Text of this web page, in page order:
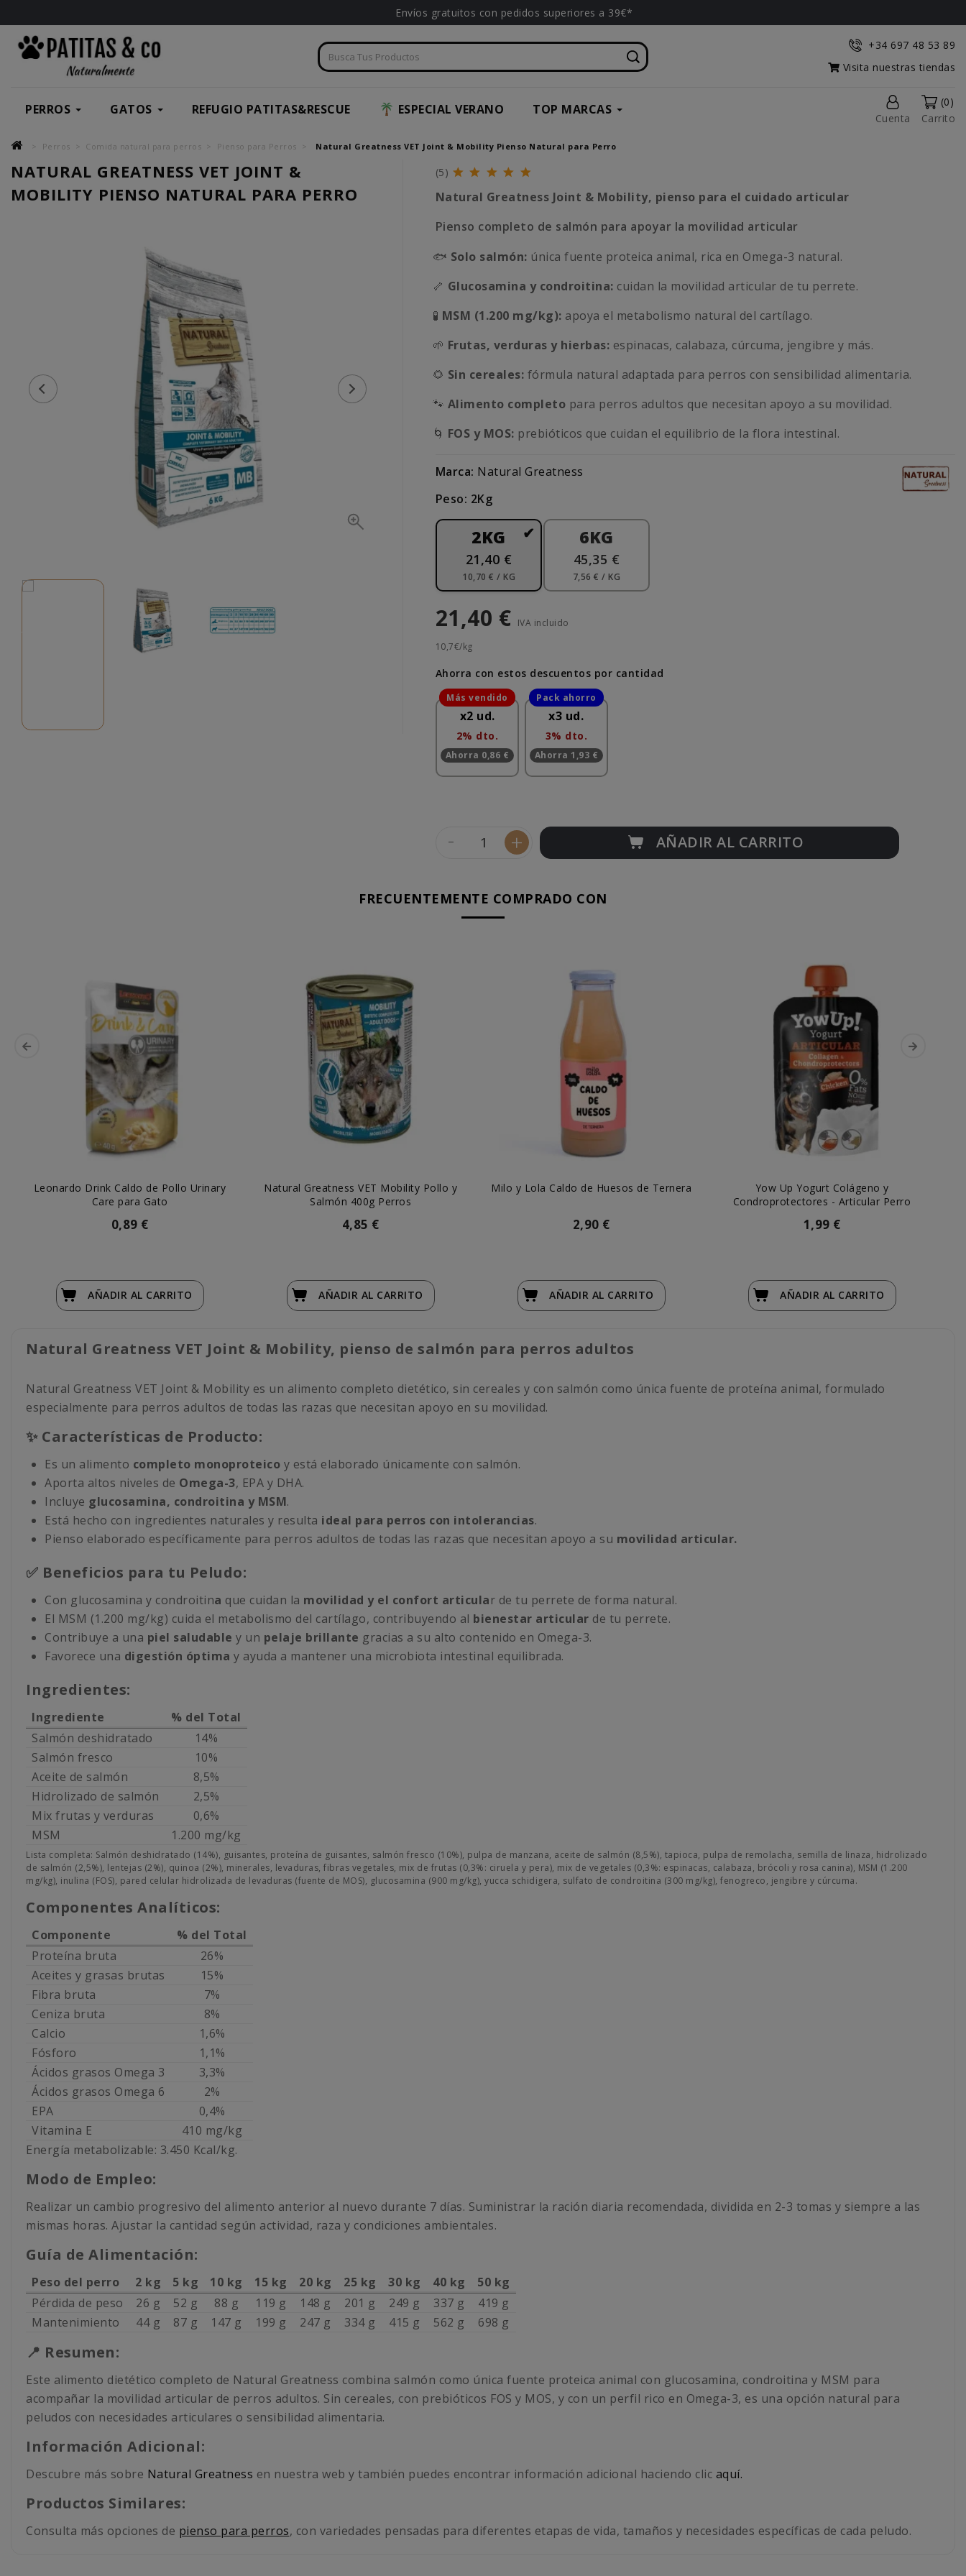
Envíos gratuitos con pedidos superiores a 39€*
+34 697 48 53 89
Visita nuestras tiendas
PERROS GATOS REFUGIO PATITAS&RESCUE ESPECIAL VERANO TOP MARCAS
Cuenta
(0)
Carrito
Perros Comida natural para perros Pienso para Perros Natural Greatness VET Joint & Mobility Pienso Natural para Perro
NATURAL GREATNESS VET JOINT &
MOBILITY PIENSO NATURAL PARA PERRO
(5)
Natural Greatness Joint & Mobility, pienso para el cuidado articular
Pienso completo de salmón para apoyar la movilidad articular
🐟 Solo salmón: única fuente proteica animal, rica en Omega-3 natural.
🦴 Glucosamina y condroitina: cuidan la movilidad articular de tu perrete.
🧪 MSM (1.200 mg/kg): apoya el metabolismo natural del cartílago.
🌱 Frutas, verduras y hierbas: espinacas, calabaza, cúrcuma, jengibre y más.
🌻 Sin cereales: fórmula natural adaptada para perros con sensibilidad alimentaria.
🐾 Alimento completo para perros adultos que necesitan apoyo a su movilidad.
🌀 FOS y MOS: prebióticos que cuidan el equilibrio de la flora intestinal.
Marca: Natural Greatness
Peso: 2Kg
2KG
21,40 €
10,70 € / KG
6KG
45,35 €
7,56 € / KG
21,40 € IVA incluido
10,7€/kg
Ahorra con estos descuentos por cantidad
x2 ud.
2% dto.
Ahorra 0,86 €
x3 ud.
3% dto.
Ahorra 1,93 €
- + AÑADIR AL CARRITO
FRECUENTEMENTE COMPRADO CON
Leonardo Drink Caldo de Pollo Urinary
Care para Gato
0,89 €
AÑADIR AL CARRITO
Natural Greatness VET Mobility Pollo y
Salmón 400g Perros
4,85 €
AÑADIR AL CARRITO
Milo y Lola Caldo de Huesos de Ternera
2,90 €
AÑADIR AL CARRITO
Yow Up Yogurt Colágeno y
Condroprotectores - Articular Perro
1,99 €
AÑADIR AL CARRITO
Natural Greatness VET Joint & Mobility, pienso de salmón para perros adultos
Natural Greatness VET Joint & Mobility es un alimento completo dietético, sin cereales y con salmón como única fuente de proteína animal, formulado
especialmente para perros adultos de todas las razas que necesitan apoyo en su movilidad.
✨ Características de Producto:
Es un alimento completo monoproteico y está elaborado únicamente con salmón.
Aporta altos niveles de Omega-3, EPA y DHA.
Incluye glucosamina, condroitina y MSM.
Está hecho con ingredientes naturales y resulta ideal para perros con intolerancias.
Pienso elaborado específicamente para perros adultos de todas las razas que necesitan apoyo a su movilidad articular.
✅ Beneficios para tu Peludo:
Con glucosamina y condroitina que cuidan la movilidad y el confort articular de tu perrete de forma natural.
El MSM (1.200 mg/kg) cuida el metabolismo del cartílago, contribuyendo al bienestar articular de tu perrete.
Contribuye a una piel saludable y un pelaje brillante gracias a su alto contenido en Omega-3.
Favorece una digestión óptima y ayuda a mantener una microbiota intestinal equilibrada.
Ingredientes:
Ingrediente
% del Total
Salmón deshidratado
14%
Salmón fresco
10%
Aceite de salmón
8,5%
Hidrolizado de salmón
2,5%
Mix frutas y verduras
0,6%
MSM
1.200 mg/kg
Lista completa: Salmón deshidratado (14%), guisantes, proteína de guisantes, salmón fresco (10%), pulpa de manzana, aceite de salmón (8,5%), tapioca, pulpa de remolacha, semilla de linaza, hidrolizado
de salmón (2,5%), lentejas (2%), quinoa (2%), minerales, levaduras, fibras vegetales, mix de frutas (0,3%: ciruela y pera), mix de vegetales (0,3%: espinacas, calabaza, brócoli y rosa canina), MSM (1.200
mg/kg), inulina (FOS), pared celular hidrolizada de levaduras (fuente de MOS), glucosamina (900 mg/kg), yucca schidigera, sulfato de condroitina (300 mg/kg), fenogreco, jengibre y cúrcuma.
Componentes Analíticos:
Componente
% del Total
Proteína bruta
26%
Aceites y grasas brutas
15%
Fibra bruta
7%
Ceniza bruta
8%
Calcio
1,6%
Fósforo
1,1%
Ácidos grasos Omega 3
3,3%
Ácidos grasos Omega 6
2%
EPA
0,4%
Vitamina E
410 mg/kg
Energía metabolizable: 3.450 Kcal/kg.
Modo de Empleo:
Realizar un cambio progresivo del alimento anterior al nuevo durante 7 días. Suministrar la ración diaria recomendada, dividida en 2-3 tomas y siempre a las
mismas horas. Ajustar la cantidad según actividad, raza y condiciones ambientales.
Guía de Alimentación:
Peso del perro 2 kg 5 kg 10 kg 15 kg 20 kg 25 kg 30 kg 40 kg
50 kg
Pérdida de peso
26 g 52 g 88 g 119 g 148 g 201 g 249 g 337 g
419 g
Mantenimiento
44 g 87 g 147 g 199 g 247 g 334 g 415 g 562 g 698 g
📍 Resumen:
Este alimento dietético completo de Natural Greatness combina salmón como única fuente proteica animal con glucosamina, condroitina y MSM para
acompañar la movilidad articular de perros adultos. Sin cereales, con prebióticos FOS y MOS, y con un perfil rico en Omega-3, es una opción natural para
peludos con necesidades articulares o sensibilidad alimentaria.
Información Adicional:
Descubre más sobre Natural Greatness en nuestra web y también puedes encontrar información adicional haciendo clic aquí.
Productos Similares:
Consulta más opciones de pienso para perros, con variedades pensadas para diferentes etapas de vida, tamaños y necesidades específicas de cada peludo.